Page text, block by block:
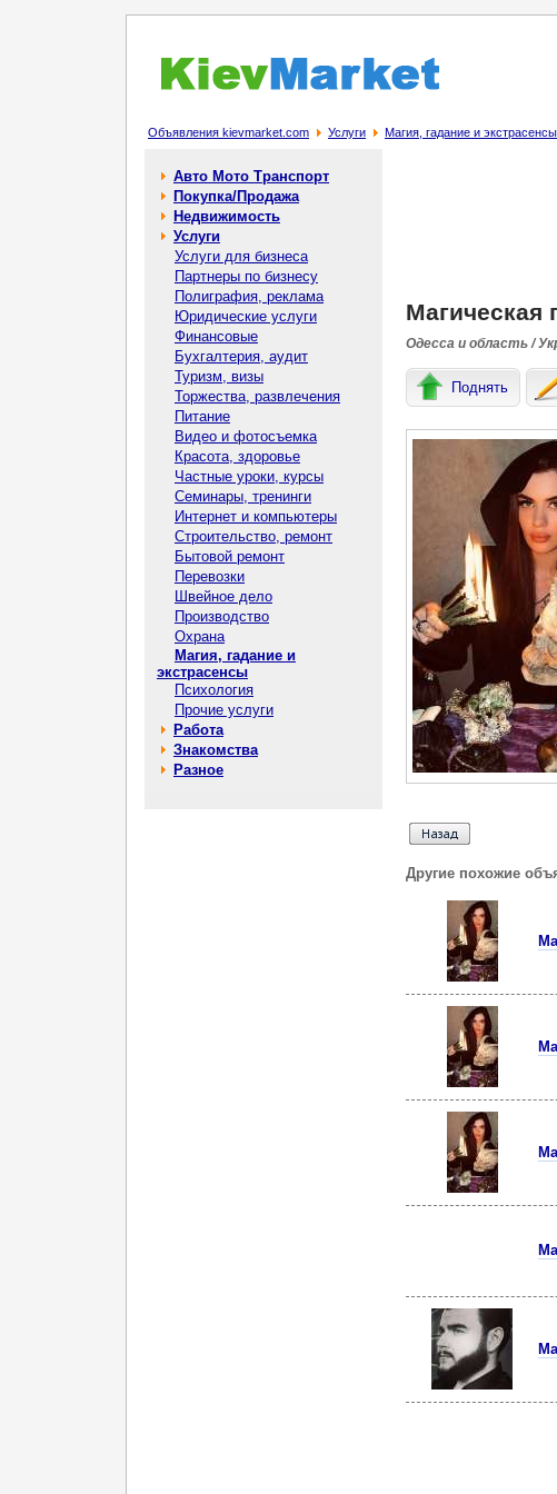
Объявления kievmarket.com Услуги Магия, гадание и экстрасенсы
Авто Мото Транспорт
Покупка/Продажа
Недвижимость
Услуги
Услуги для бизнеса
Партнеры по бизнесу
Полиграфия, реклама
Юридические услуги
Финансовые
Бухгалтерия, аудит
Туризм, визы
Торжества, развлечения
Питание
Видео и фотосъемка
Красота, здоровье
Частные уроки, курсы
Семинары, тренинги
Интернет и компьютеры
Строительство, ремонт
Бытовой ремонт
Перевозки
Швейное дело
Производство
Охрана
Магия, гадание и
экстрасенсы
Психология
Прочие услуги
Работа
Знакомства
Разное
Магическая
Одесса и область /
Поднять
Другие похожие